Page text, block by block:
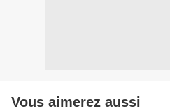
Vous aimerez aussi